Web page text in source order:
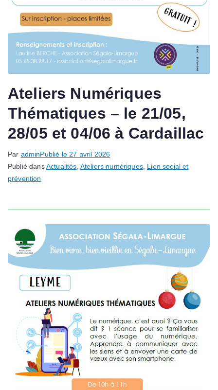
Ateliers Numériques
Thématiques – le 21/05,
28/05 et 04/06 à Cardaillac
Par adminPublié le27 avril 2026
Publié dansActualités, Ateliers numériques, Lien social et
prévention